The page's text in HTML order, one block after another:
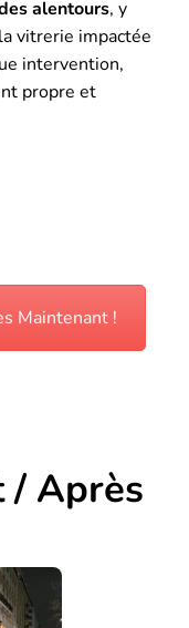
alentours, y
vitrerie impactée
intervention,
propre et
Maintenant !
/ Après